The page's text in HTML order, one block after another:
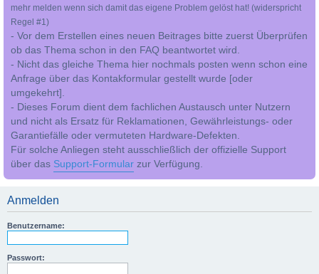
mehr melden wenn sich damit das eigene Problem gelöst hat! (widerspricht
Regel #1)
- Vor dem Erstellen eines neuen Beitrages bitte zuerst Überprüfen
ob das Thema schon in den FAQ beantwortet wird.
- Nicht das gleiche Thema hier nochmals posten wenn schon eine
Anfrage über das Kontakformular gestellt wurde [oder
umgekehrt].
- Dieses Forum dient dem fachlichen Austausch unter Nutzern
und nicht als Ersatz für Reklamationen, Gewährleistungs- oder
Garantiefälle oder vermuteten Hardware-Defekten.
Für solche Anliegen steht ausschließlich der offizielle Support
über das Support-Formular zur Verfügung.
Anmelden
Benutzername:
Passwort: